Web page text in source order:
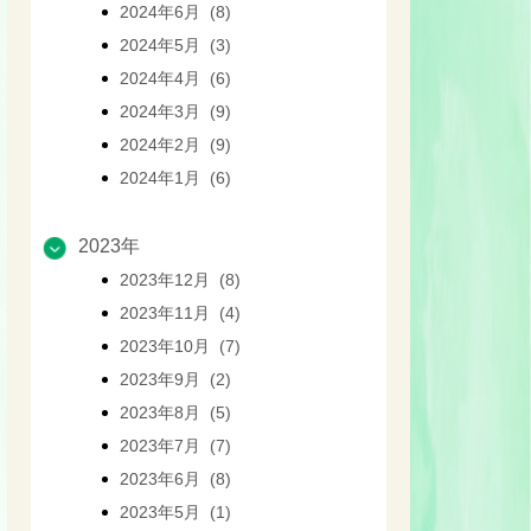
2024年6月 (8)
2024年5月 (3)
2024年4月 (6)
2024年3月 (9)
2024年2月 (9)
2024年1月 (6)
2023年
2023年12月 (8)
2023年11月 (4)
2023年10月 (7)
2023年9月 (2)
2023年8月 (5)
2023年7月 (7)
2023年6月 (8)
2023年5月 (1)